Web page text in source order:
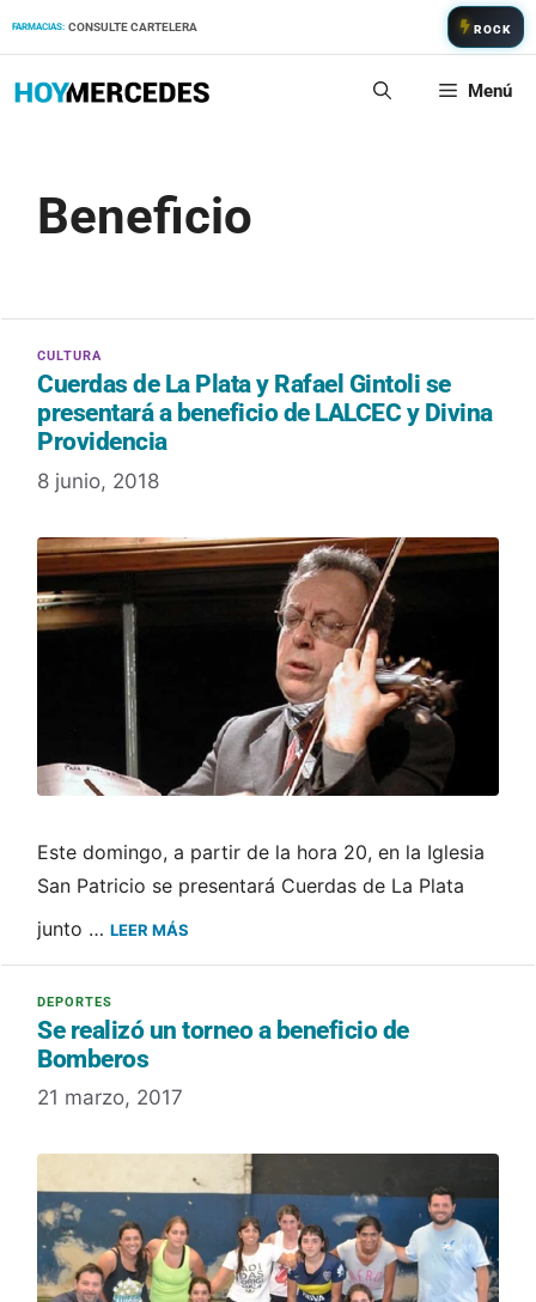
FARMACIAS: CONSULTE CARTELERA ROCK
Menú
Beneficio
Cuerdas de La Plata y Rafael Gintoli se
presentará a beneficio de LALCEC y Divina
Providencia
8 junio, 2018
Este domingo, a partir de la hora 20, en la Iglesia
San Patricio se presentará Cuerdas de La Plata
junto … LEER MÁS
Se realizó un torneo a beneficio de
Bomberos
21 marzo, 2017